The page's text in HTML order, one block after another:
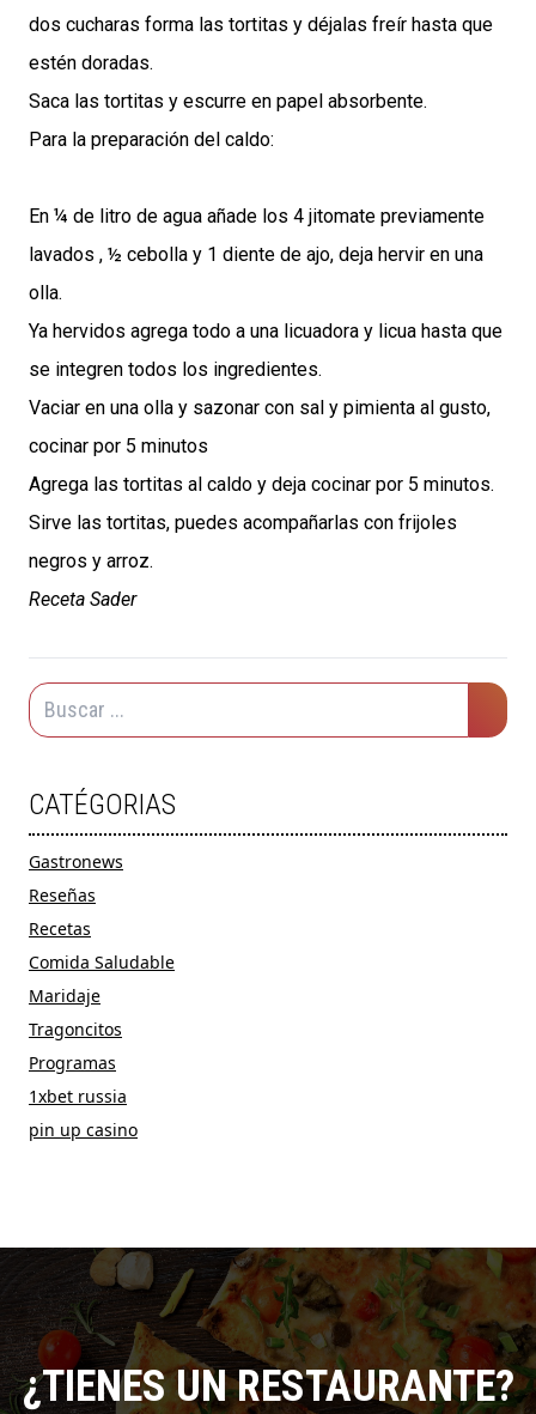
dos cucharas forma las tortitas y déjalas freír hasta que
estén doradas.
Saca las tortitas y escurre en papel absorbente.
Para la preparación del caldo:
En ¼ de litro de agua añade los 4 jitomate previamente
lavados , ½ cebolla y 1 diente de ajo, deja hervir en una
olla.
Ya hervidos agrega todo a una licuadora y licua hasta que
se integren todos los ingredientes.
Vaciar en una olla y sazonar con sal y pimienta al gusto,
cocinar por 5 minutos
Agrega las tortitas al caldo y deja cocinar por 5 minutos.
Sirve las tortitas, puedes acompañarlas con frijoles
negros y arroz.
Receta Sader
CATÉGORIAS
Gastronews
Reseñas
Recetas
Comida Saludable
Maridaje
Tragoncitos
Programas
1xbet russia
pin up casino
¿TIENES UN RESTAURANTE?